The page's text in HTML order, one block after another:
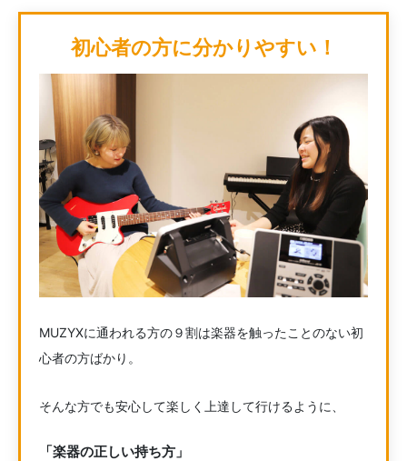
初心者の方に分かりやすい！
MUZYXに通われる方の９割は楽器を触ったことのない初
心者の方ばかり。
そんな方でも安心して楽しく上達して行けるように、
「楽器の正しい持ち方」